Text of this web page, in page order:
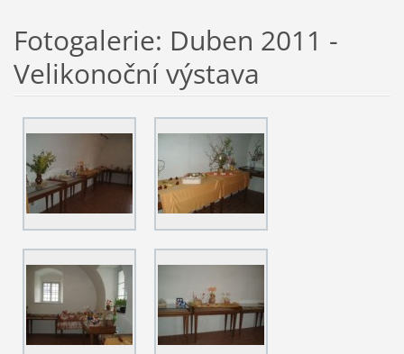
Fotogalerie: Duben 2011 -
Velikonoční výstava